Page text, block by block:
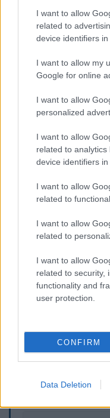
I want to allow
related to
device identifiers in
I want to allow my
Google for online
I want to allow
personalized
I want to allow
related to
device identifiers in
I want to allow
related to
I want to allow
related to
I want to allow
related to security,
functionality and
user protection.
CONFIRM
Data Deletion
Σεισμός Αμοργός
Σεισμός Αμοργός